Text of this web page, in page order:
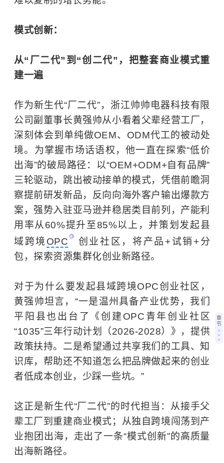
模式创新：
从“厂二代”到“创二代”，把整套商业模式重
建一遍
作为新生代“厂二代”，浙江帅帅电器科技有限
公司副董事长黄强帅从小看着父辈经营工厂，
深刻体会到单纯做OEM、 ODM代工的被动处
境。为掌握市场话语权，他一直在探索“低价
出海”的破局路径：以“OEM+ODM+自有品牌”
三轮驱动，跳出被动接单的模式，凭借前瞻洞
察提前研发新品，反向向海外客户输出爆款方
案，强势入驻亚马逊并稳居类目前列，产能利
用率从60%提升至85%以上，并策划发起县
域跨境 OPC
创业社区，将产品+试销+分
包，探索资源集群化创业新路径。
对于为什么要发起县域跨境OPC创业社区，
黄强帅坦言，“一是温州具备产业优势，我们
平阳县也出台了《创建OPC青年创业社区
“1035”三年行动计划（2026-2028）》，提供
政策扶持。二是希望通过共享我们的工具、知
识库，帮助还不知道怎么把品牌做起来的创业
者低成本创业，少踩一些坑。”
这正是新生代“厂二代”的时代担当：从接手父
辈工厂到重建商业模式；从独自跨境闯荡到产
业抱团出海，走出了一条“模式创新”的高质量
出海新路径。
章
节